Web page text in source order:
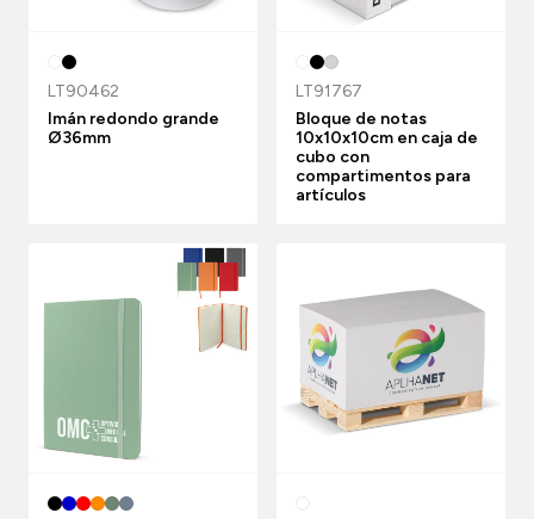
LT90462
Imán redondo grande
Ø36mm
LT91767
Bloque de notas
10x10x10cm en caja de
cubo con
compartimentos para
artículos